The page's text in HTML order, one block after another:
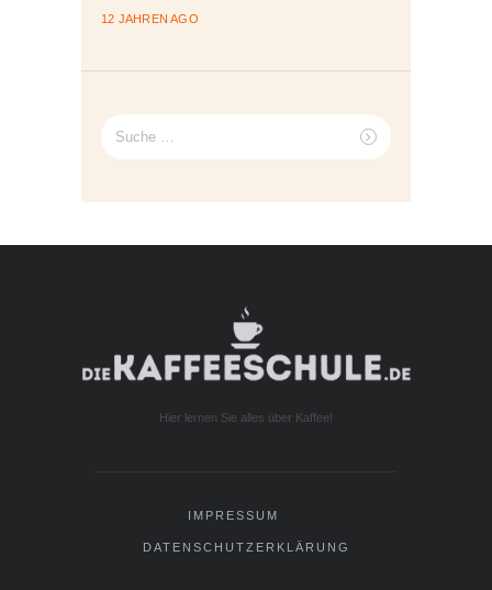
12 JAHREN AGO
Suche
nach:
Hier lernen Sie alles über Kaffee!
IMPRESSUM
DATENSCHUTZERKLÄRUNG